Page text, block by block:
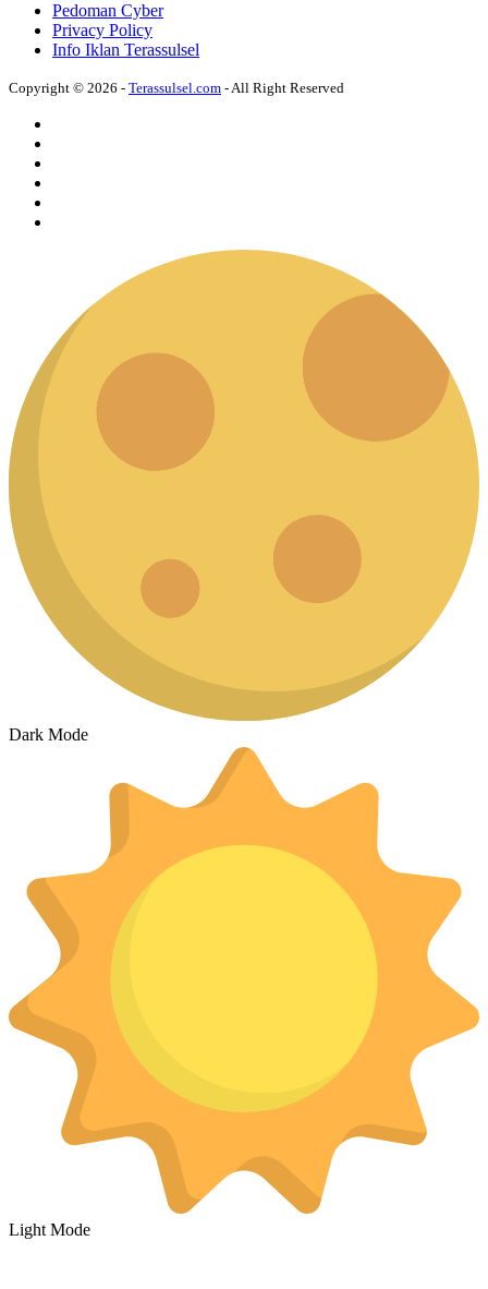
Pedoman Cyber
Privacy Policy
Info Iklan Terassulsel
Copyright © 2026 - Terassulsel.com - All Right Reserved
Dark Mode
Light Mode